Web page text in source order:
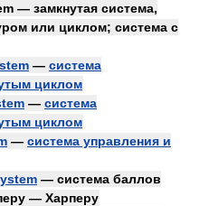
— замкнутая система,
или циклом; система с
— система
циклом
— система
циклом
— система управления и
— система баллов
— Харперу